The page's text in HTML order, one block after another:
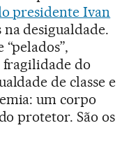
presidente Ivan
desigualdade.
“pelados”,
fragilidade do
de classe e
um corpo
protetor. São os